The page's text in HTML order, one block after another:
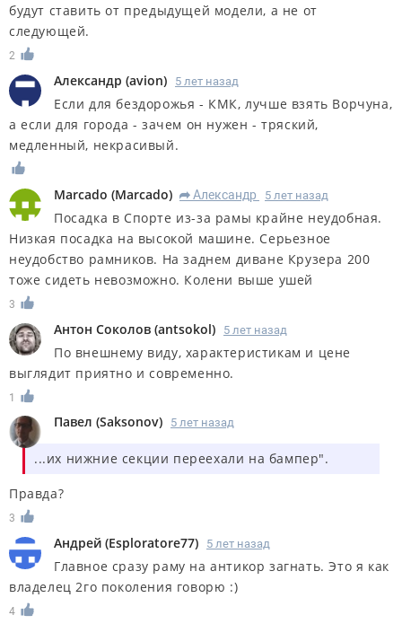
будут ставить от предыдущей модели, а не от
следующей.
2
Александр (avion) 5 лет назад
Если для бездорожья - КМК, лучше взять Ворчуна,
а если для города - зачем он нужен - тряский,
медленный, некрасивый.
Marcado (Marcado) R Александр 5 лет назад
Посадка в Спорте из-за рамы крайне неудобная.
Низкая посадка на высокой машине. Серьезное
неудобство рамников. На заднем диване Крузера 200
тоже сидеть невозможно. Колени выше ушей
3
Антон Соколов (antsokol) 5 лет назад
По внешнему виду, характеристикам и цене
выглядит приятно и современно.
1
Павел (Saksonov) 5 лет назад
...их нижние секции переехали на бампер".
Правда?
3
Андрей (Esploratore77) 5 лет назад
Главное сразу раму на антикор загнать. Это я как
владелец 2го поколения говорю :)
4